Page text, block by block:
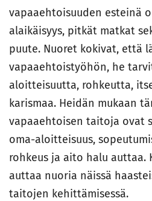
vapaaehtoisuuden esteinä
alaikäisyys, pitkät matkat
puute. Nuoret kokivat, että
vapaaehtoistyöhön, he
aloitteisuutta, rohkeutta,
karismaa. Heidän mukaan
vapaaehtoisen taitoja ovat
oma-aloitteisuus,
rohkeus ja aito halu auttaa.
auttaa nuoria näissä
taitojen kehittämisessä.